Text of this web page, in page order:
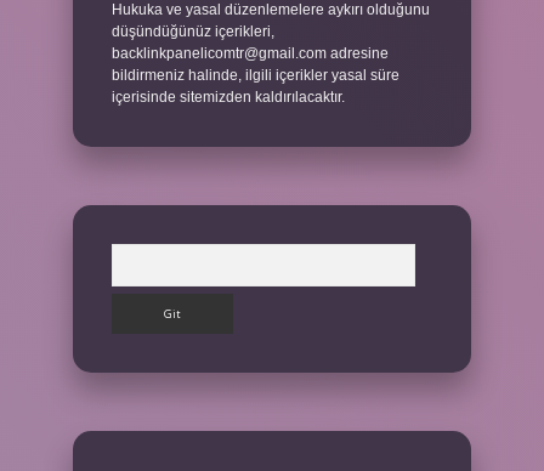
Hukuka ve yasal düzenlemelere aykırı olduğunu
düşündüğünüz içerikleri,
backlinkpanelicomtr@gmail.com adresine
bildirmeniz halinde, ilgili içerikler yasal süre
içerisinde sitemizden kaldırılacaktır.